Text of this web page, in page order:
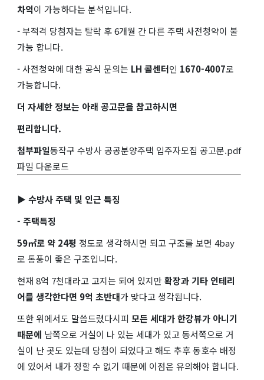
차익이 가능하다는 분석입니다.
- 부적격 당첨자는 탈락 후 6개월 간 다른 주택 사전청약이 불
가능 합니다.
- 사전청약에 대한 공식 문의는 LH 콜센터인 1670-4007로
가능합니다.
더 자세한 정보는 아래 공고문을 참고하시면
편리합니다.
첨부파일동작구 수방사 공공분양주택 입주자모집 공고문.pdf
파일 다운로드
▶ 수방사 주택 및 인근 특징
- 주택특징
59㎡로 약 24평 정도로 생각하시면 되고 구조를 보면 4bay
로 통풍이 좋은 구조입니다.
현재 8억 7천대라고 고지는 되어 있지만 확장과 기타 인테리
어를 생각한다면 9억 초반대가 맞다고 생각됩니다.
또한 위에서도 말씀드렸다시피 모든 세대가 한강뷰가 아니기
때문에 남쪽으로 거실이 나 있는 세대가 있고 동서쪽으로 거
실이 난 곳도 있는데 당첨이 되었다고 해도 추후 동호수 배정
에 있어서 내가 정할 수 없기 때문에 이점은 유의해야 합니다.